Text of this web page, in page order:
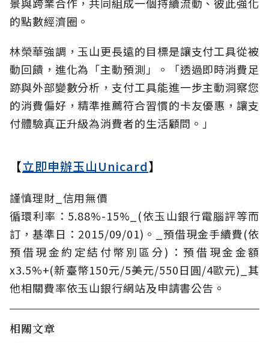
的點數經濟圈。
林榮華強調，玉山更長遠的目標是讓支付工具從被
動回饋，進化為「主動預測」。「透過即時消費足
跡與外部變數分析，支付工具能進一步主動洞察您
的消費偏好，精準推薦符合習慣的卡友優惠，讓支
付體驗真正升級為消費者的生活顧問。」
【立即申辦玉山Unicard】
謹慎理財_信用無價
循環利率：5.88%-15%_(依玉山銀行電腦評等而
訂，基準日：2015/09/01)。_預借現金手續費(依
預借現金約定結付幣別區分)：預借現金金額
x3.5%+(新臺幣150元/5美元/550日圓/4歐元)_其
他相關費率依玉山銀行網站及申請書公告。
相關文章